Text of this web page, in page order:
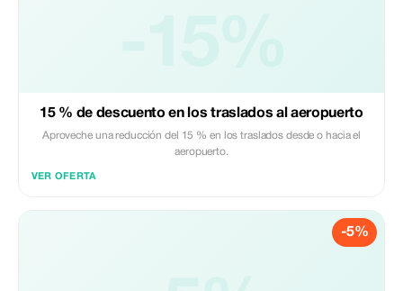
15 % de descuento en los traslados al aeropuerto
Aproveche una reducción del 15 % en los traslados desde o hacia el
aeropuerto.
VER OFERTA
-5%